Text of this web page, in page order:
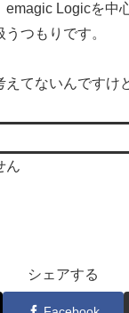
emagic Logicを中
つもりです。
てないんですけ
ん
シェアする